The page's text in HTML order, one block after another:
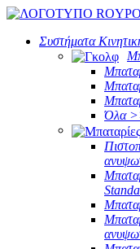
Συστήματα
Όλα